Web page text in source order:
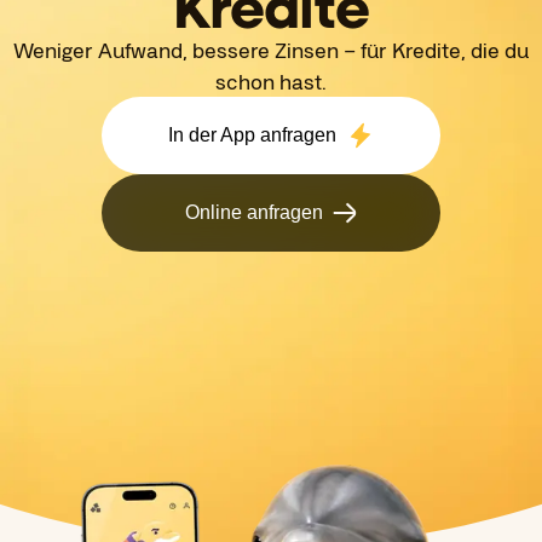
Weniger Aufwand, bessere Zinsen – für Kredite, die du
schon hast.
Online anfragen
In der App anfragen